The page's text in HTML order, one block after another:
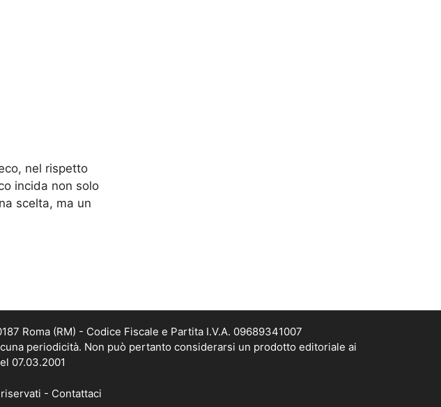
nel rispetto
incida non solo
scelta, ma un
Roma (RM) - Codice Fiscale e Partita I.V.A. 09689341007
periodicità. Non può pertanto considerarsi un prodotto editoriale ai
07.03.2001
- Contattaci